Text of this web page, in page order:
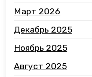
Март 2026
Декабрь 2025
Ноябрь 2025
Август 2025